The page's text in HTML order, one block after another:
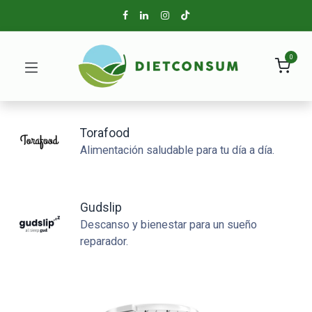
0
Torafood
Alimentación saludable para tu día a día.
Gudslip
Descanso y bienestar para un sueño
reparador.